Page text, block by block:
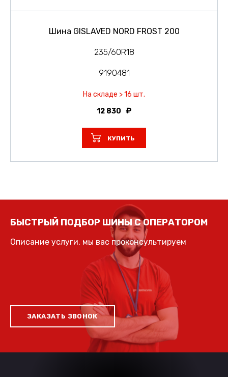
Шина GISLAVED NORD FROST 200
235/60R18
9190481
На складе > 16 шт.
12 830
КУПИТЬ
БЫСТРЫЙ ПОДБОР ШИНЫ С ОПЕРАТОРОМ
Описание услуги, мы вас проконсультируем
ЗАКАЗАТЬ ЗВОНОК